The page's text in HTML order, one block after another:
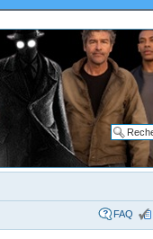
FAQ